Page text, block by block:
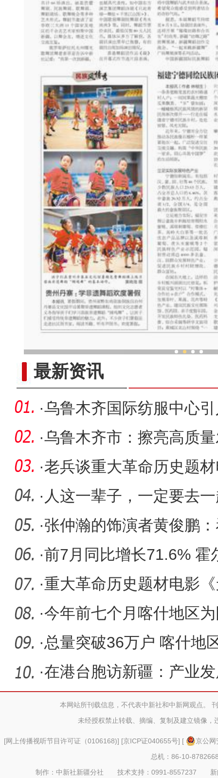
最新资讯
·乌鲁木齐国际纺服中心
·乌鲁木齐市：擦亮高质
·老兵谈重大革命历史题
仲瀚》：
· 人这一辈子，一定要去
·张仲瀚的饰演者黄俊鹏
泪
·前7月同比增长71.6% 霍
外贸易交
·重大革命历史题材电影
在新疆开
·今年前七个月喀什地区
保险费98
·总量突破36万户 喀什地
总量实现
·在港台胞访新疆：产业
风光颠覆
本网站所刊载信息，不代表中新社和中新网观点。
未经授权禁止转载、摘编、复制及建立镜像，
[网上传播视听节目许可证（0106168)] [京ICP证040655号] [
京公
总机：86-10-
制作：中新社新疆分社 技术支持：0991-8557237